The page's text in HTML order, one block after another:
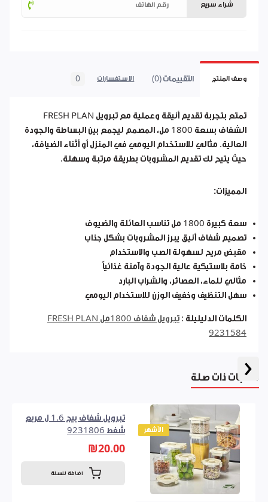
‹
شراء سريع
وصف المنتج التقييمات (0) الاستفسارات 0
تمتع بتجربة تقديم أنيقة وعملية مع تبرويل FRESH PLAN
الشفاف بسعة 1800 مل، المصمم ليجمع بين البساطة والجودة
العالية. مثالي للاستخدام اليومي في المنزل أو أثناء الضيافة،
حيث يتيح لك تقديم المشروبات بطريقة مرتبة وسهلة.
المميزات:
سعة كبيرة 1800 مل تناسب العائلة والضيوف
تصميم شفاف أنيق يبرز المشروبات بشكل جذاب
مقبض مريح لسهولة الصب والاستخدام
خامة بلاستيكية عالية الجودة وآمنة غذائياً
مثالي للماء، العصائر، والشراب البارد
سهل التنظيف وخفيف الوزن للاستخدام اليومي
الكلمات الدليليلة :
تبرويل شفاف 1800مل FRESH PLAN
9231584
منتجات ذات صلة
الأشهر
تبرويل شفاف بيج 1.6 ل مربع
شفط 9231806
₪20.00
اضافة للسلة